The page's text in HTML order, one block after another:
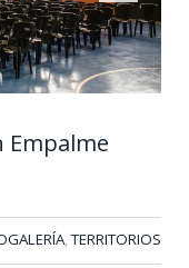
Empalme
,TERRITORIOS